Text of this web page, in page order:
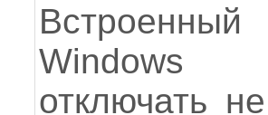
Windows
отключать